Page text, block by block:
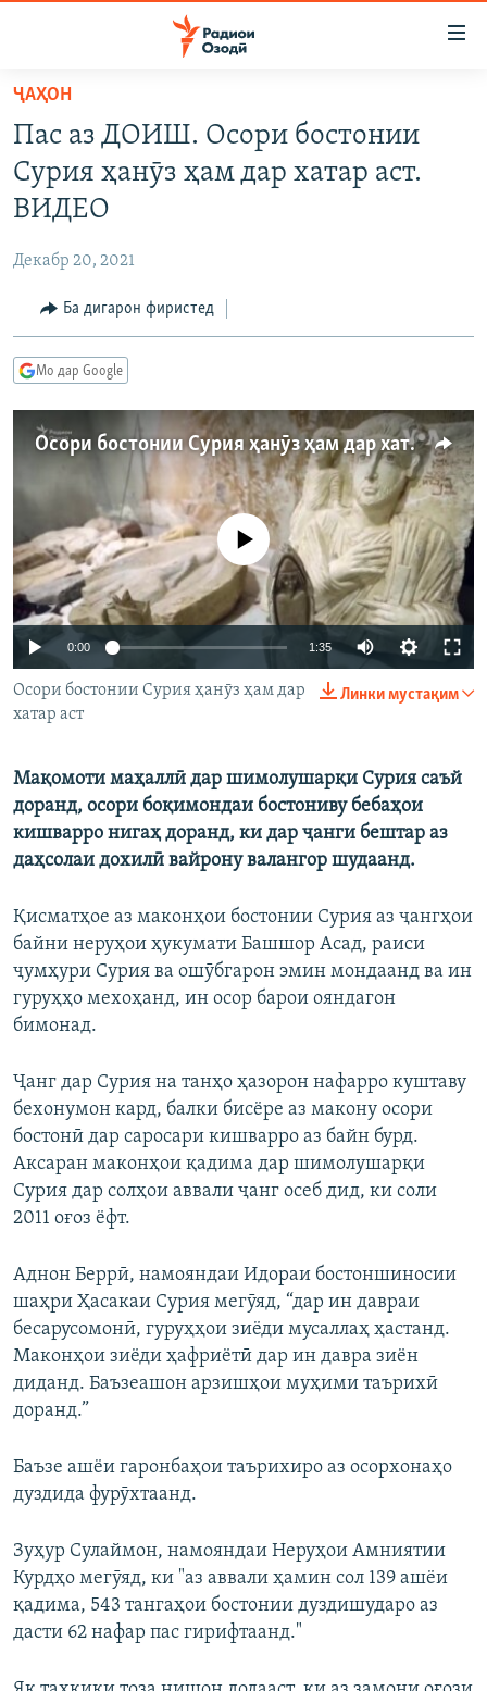
Ҷаҳиш
мояи
аслӣ
Ҷаҳиш
ба
феҳристи
Ҷаҳиш
ба
ҷустор
ИҚТИСОД
ҚАЗИЯИ "КРОКУС"
ОСИЁИ МАРКАЗӢ
ВАРЗИШ
ГАПИ ОЗОД
РӮЗГОРИ МУҲОҶИР
ТАҲҚИҚОТ
ҶАНГ ДАР УКРАИНА
ОЗОДӢ ОНЛАЙН
ЧАНДРАСОНАӢ
ВИДЕО
ГУЗОРИШҲОИ РАДИОӢ
РӮЙХАТҲО
КИТОБҲОИ ОЗОДӢ
Русский
ПАЙГИРӢ КУНЕД
ҶАҲОН
Пас аз ДОИШ. Осори бостонии
Сурия ҳанӯз ҳам дар хатар аст.
ВИДЕО
Декабр 20, 2021
Ба дигарон фиристед
Мо дар Google
Осори бостонии Сурия ҳанӯз ҳам дар хатар аст
240p 480p
Феълан кор намекунад
0:00 1:35
720p
1080p
Линки мустақим
Осори бостонии Сурия ҳанӯз ҳам дар
хатар аст
Мақомоти маҳаллӣ дар шимолушарқи Сурия саъй
доранд, осори боқимондаи бостониву бебаҳои
кишварро нигаҳ доранд, ки дар ҷанги бештар аз
даҳсолаи дохилӣ вайрону валангор шудаанд.
Қисматҳое аз маконҳои бостонии Сурия аз ҷангҳои
байни неруҳои ҳукумати Башшор Асад, раиси
ҷумҳури Сурия ва ошӯбгарон эмин мондаанд ва ин
гуруҳҳо мехоҳанд, ин осор барои ояндагон
бимонад.
Ҷанг дар Сурия на танҳо ҳазорон нафарро куштаву
бехонумон кард, балки бисёре аз макону осори
бостонӣ дар саросари кишварро аз байн бурд.
Аксаран маконҳои қадима дар шимолушарқи
Сурия дар солҳои аввали ҷанг осеб дид, ки соли
2011 оғоз ёфт.
Аднон Беррӣ, намояндаи Идораи бостоншиносии
шаҳри Ҳасакаи Сурия мегӯяд, “дар ин давраи
бесарусомонӣ, гуруҳҳои зиёди мусаллаҳ ҳастанд.
Маконҳои зиёди ҳафриётӣ дар ин давра зиён
диданд. Баъзеашон арзишҳои муҳими таърихӣ
доранд.”
Баъзе ашёи гаронбаҳои таърихиро аз осорхонаҳо
дуздида фурӯхтаанд.
Зуҳур Сулаймон, намояндаи Неруҳои Амниятии
Курдҳо мегӯяд, ки "аз аввали ҳамин сол 139 ашёи
қадима, 543 тангаҳои бостонии дуздишударо аз
дасти 62 нафар пас гирифтаанд."